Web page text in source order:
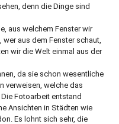
denn die Dinge sind
aus welchem Fenster wir
aus dem Fenster schaut,
wir die Welt einmal aus der
da sie schon wesentliche
verweisen, welche das
Fotoarbeit entstand
Ansichten in Städten wie
Es lohnt sich sehr, die